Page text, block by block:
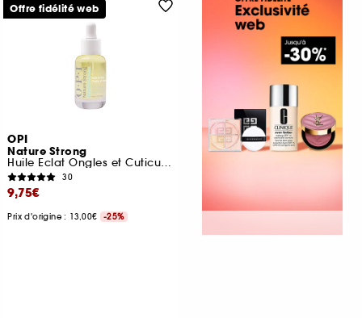
OPI
Nature Strong
Huile Eclat Ongles et Cuticules Booster d'humeur
30
9,75€
Prix d'origine : 13,00€ -25%
Offre fidélité web